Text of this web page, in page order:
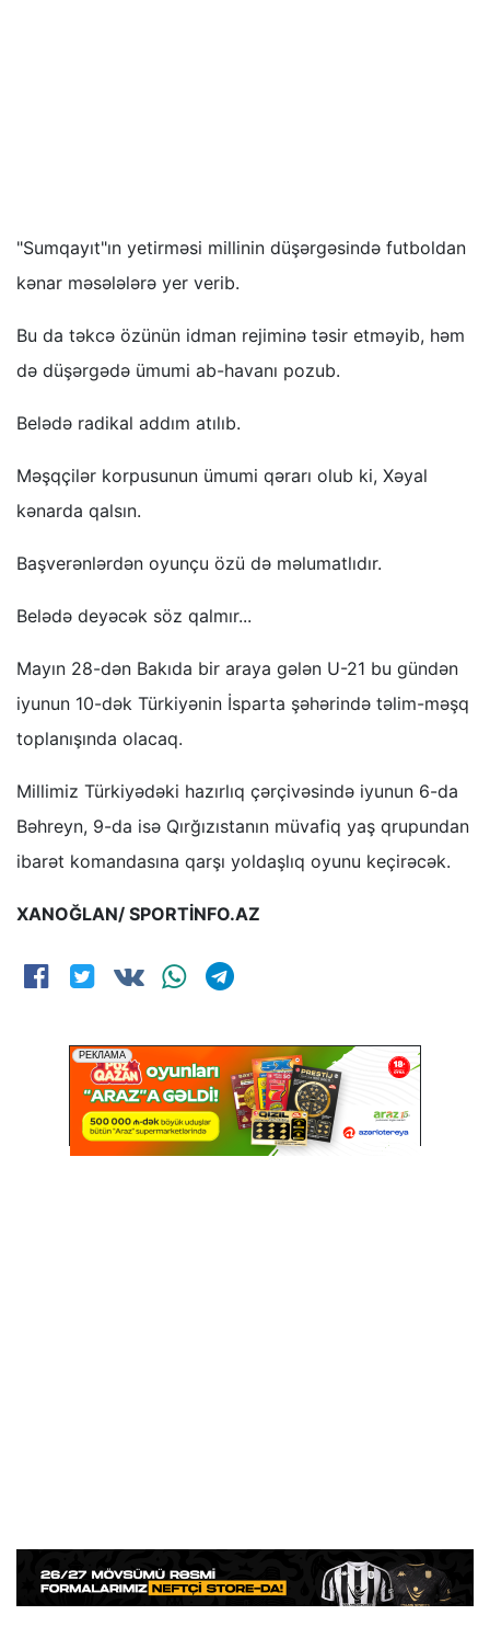
"Sumqayıt"ın yetirməsi millinin düşərgəsində futboldan
kənar məsələlərə yer verib.
Bu da təkcə özünün idman rejiminə təsir etməyib, həm
də düşərgədə ümumi ab-havanı pozub.
Belədə radikal addım atılıb.
Məşqçilər korpusunun ümumi qərarı olub ki, Xəyal
kənarda qalsın.
Başverənlərdən oyunçu özü də məlumatlıdır.
Belədə deyəcək söz qalmır...
Mayın 28-dən Bakıda bir araya gələn U-21 bu gündən
iyunun 10-dək Türkiyənin İsparta şəhərində təlim-məşq
toplanışında olacaq.
Millimiz Türkiyədəki hazırlıq çərçivəsində iyunun 6-da
Bəhreyn, 9-da isə Qırğızıstanın müvafiq yaş qrupundan
ibarət komandasına qarşı yoldaşlıq oyunu keçirəcək.
XANOĞLAN/ SPORTİNFO.AZ